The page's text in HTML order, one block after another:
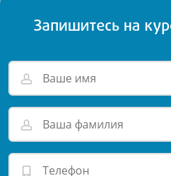
Запишитесь на